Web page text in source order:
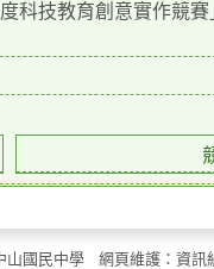
科技教育創意實作競
山國民中學 網頁維護：資訊